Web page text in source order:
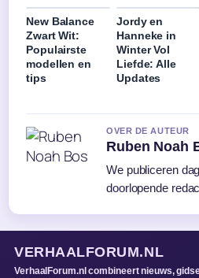
New Balance
Zwart Wit:
Populairste
modellen en
tips
Jordy en
Hanneke in
Winter Vol
Liefde: Alle
Updates
OVER DE AUTEUR
Ruben Noah
We publiceren
doorlopende
VERHAALFORUM.NL
VerhaalForum.nl combineert nieuws,